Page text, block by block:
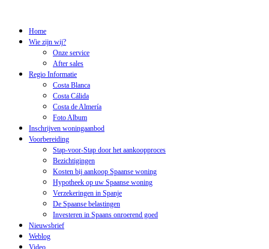
Home
Wie zijn wij?
Onze service
After sales
Regio Informatie
Costa Blanca
Costa Cálida
Costa de Almería
Foto Album
Inschrijven woningaanbod
Voorbereiding
Stap-voor-Stap door het aankoopproces
Bezichtigingen
Kosten bij aankoop Spaanse woning
Hypotheek op uw Spaanse woning
Verzekeringen in Spanje
De Spaanse belastingen
Investeren in Spaans onroerend goed
Nieuwsbrief
Weblog
Video